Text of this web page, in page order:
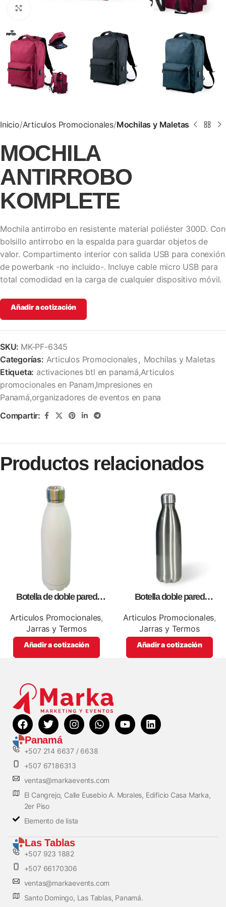
Inicio Articulos Promocionales Mochilas y Maletas
MOCHILA
ANTIRROBO
KOMPLETE
Mochila antirrobo en resistente material poliéster 300D. Con
bolsillo antirrobo en la espalda para guardar objetos de
valor. Compartimento interior con salida USB para conexión
de powerbank -no incluido-. Incluye cable micro USB para
total comodidad en la carga de cualquier dispositivo móvil.
Añadir a cotización
SKU: MK-PF-6345
Categorías: Articulos Promocionales, Mochilas y Maletas
Etiqueta: activaciones btl en panamá,Articulos
promocionales en Panam,Impresiones en
Panamá,organizadores de eventos en pana
Compartir:
Productos relacionados
Botella de doble pared
promocionales
Articulos Promocionales,
Jarras y Termos
Añadir a cotización
Botella doble pared
Articulos Promocionales,
Jarras y Termos
Añadir a cotización
Panamá
+507 214 6637 / 6638
+507 67186313
ventas@markaevents.com
El Cangrejo, Calle Eusebio A. Morales, Edificio Casa Marka,
2er Piso
Elemento de lista
Las Tablas
+507 923 1882
+507 66170306
ventas@markaevents.com
Santo Domingo, Las Tablas, Panamá.